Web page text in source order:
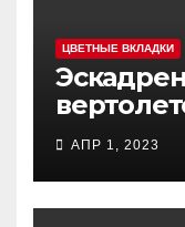
ЦВЕТНЫЕ ВКЛАДКИ
АПР 1, 2023